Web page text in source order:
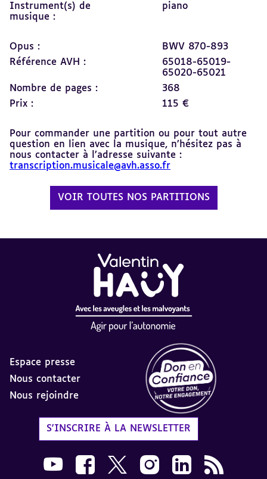
Instrument(s) de
musique :
piano
Opus :
BWV 870-893
Référence AVH :
65018-65019-
65020-65021
Nombre de pages :
368
Prix :
115 €
Pour commander une partition ou pour tout autre
question en lien avec la musique, n’hésitez pas à
nous contacter à l’adresse suivante :
transcription.musicale@avh.asso.fr
VOIR TOUTES NOS PARTITIONS
Espace presse
Nous contacter
Nous rejoindre
S'INSCRIRE À LA NEWSLETTER
Nous suivre sur Youtube AVH dans une
Nous suivre sur Facebook AVH dans
Nous suivre sur X AVH dans une
Nous suivre sur Instagram
Nous suivre sur
Flux RSS